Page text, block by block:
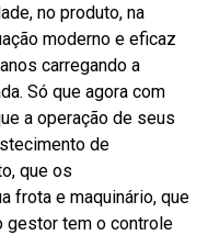
no produto, na
moderno e eficaz
carregando a
Só que agora com
a operação de seus
de
que os
frota e maquinário, que
gestor tem o controle